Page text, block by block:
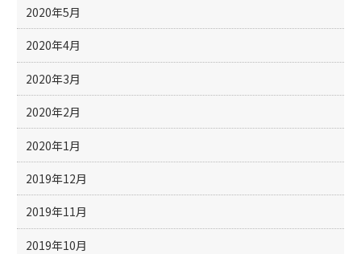
2020年5月
2020年4月
2020年3月
2020年2月
2020年1月
2019年12月
2019年11月
2019年10月